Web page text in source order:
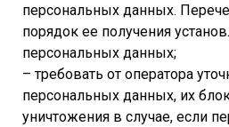
персональных данных.
порядок ее получения
персональных данных;
– требовать от оператора
персональных данных, их
уничтожения в случае, если